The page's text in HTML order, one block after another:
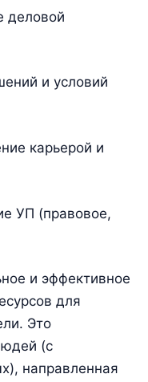
деловой
и условий
карьерой и
УП (правовое,
и эффективное
для
Это
(с
направленная